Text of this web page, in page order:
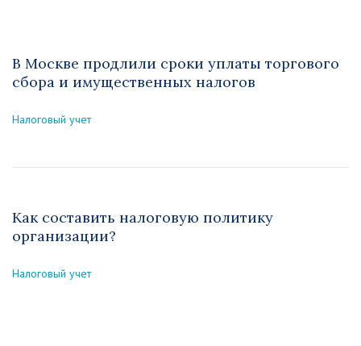
В Москве продлили сроки уплаты торгового
сбора и имущественных налогов
Налоговый учет
Как составить налоговую политику
организации?
Налоговый учет